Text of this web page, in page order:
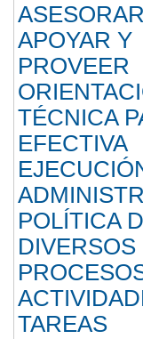
APOYAR Y
PROVEER
TÉCNICA
EFECTIVA
POLÍTICA
DIVERSOS
TAREAS